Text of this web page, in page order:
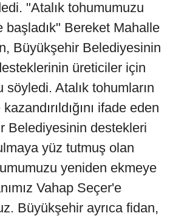
"Atalık tohumumuzu
başladık" Bereket Mahalle
Büyükşehir Belediyesinin
üreticiler için
Atalık tohumların
ifade eden
Belediyesinin destekleri
yüz tutmuş olan
yeniden ekmeye
Vahap Seçer'e
Büyükşehir ayrıca fidan,